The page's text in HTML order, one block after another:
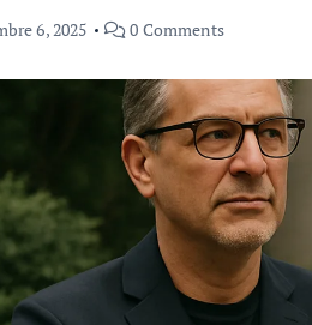
6, 2025 0 Comments